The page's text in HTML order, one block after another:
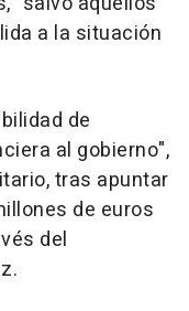
a la situación
de
al gobierno",
tras apuntar
de euros
del